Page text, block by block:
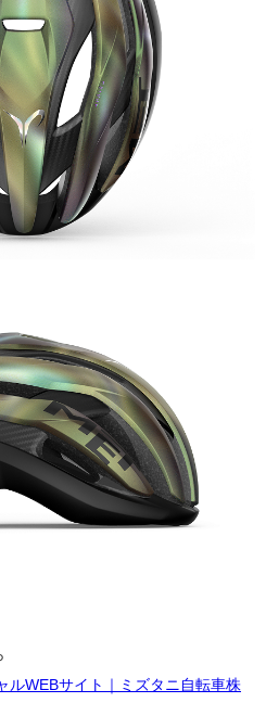
ルWEBサイト｜ミズタニ自転車株